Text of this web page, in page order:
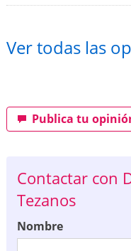
Ver todas las
Publica tu
Contactar con
Tezanos
Nombre